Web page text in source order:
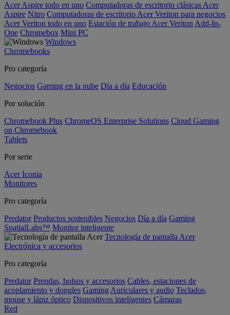
Acer Aspire todo en uno Computadoras de escritorio clásicas Acer
Aspire Nitro Computadoras de escritorio Acer Veriton para negocios
Acer Veriton todo en uno Estación de trabajo Acer Veriton Add-In-
One Chromebox Mini PC
Windows
Chromebooks
Pro categoría
Negocios Gaming en la nube Día a día Educación
Por solución
Chromebook Plus ChromeOS Enterprise Solutions Cloud Gaming
on Chromebook
Tablets
Por serie
Acer Iconia
Monitores
Pro categoría
Predator Productos sostenibles Negocios Día a día Gaming
SpatialLabs™ Monitor inteligente
Tecnología de pantalla Acer
Electrónica y accesorios
Pro categoría
Predator Prendas, bolsos y accesorios Cables, estaciones de
acoplamiento y dongles Gaming Auriculares y audio Teclados,
mouse y lápiz óptico Dispositivos inteligentes Cámaras
Red